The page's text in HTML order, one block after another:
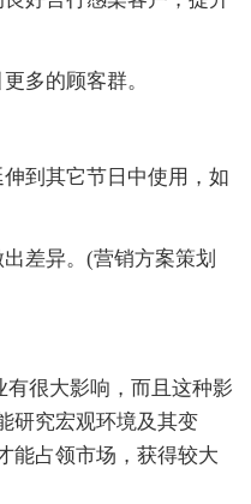
多的顾客群。
到其它节日中使用，如
差异。(营销方案策划
很大影响，而且这种影
研究宏观环境及其变
能占领市场，获得较大